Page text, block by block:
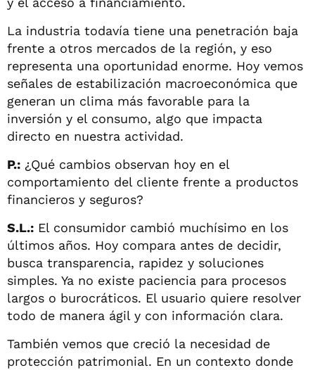
La industria todavía tiene una penetración baja
frente a otros mercados de la región, y eso
representa una oportunidad enorme. Hoy vemos
señales de estabilización macroeconómica que
generan un clima más favorable para la
inversión y el consumo, algo que impacta
directo en nuestra actividad.
P.: ¿Qué cambios observan hoy en el
comportamiento del cliente frente a productos
financieros y seguros?
S.L.: El consumidor cambió muchísimo en los
últimos años. Hoy compara antes de decidir,
busca transparencia, rapidez y soluciones
simples. Ya no existe paciencia para procesos
largos o burocráticos. El usuario quiere resolver
todo de manera ágil y con información clara.
También vemos que creció la necesidad de
protección patrimonial. En un contexto donde